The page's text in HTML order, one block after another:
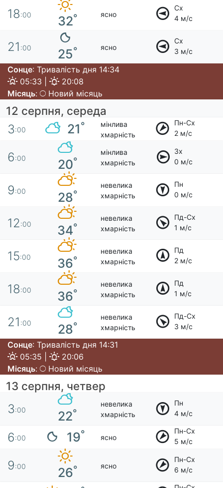
18:00 32° ясно
Сх
4 м/с
21 :00 25° ясно
Сх
3 м/с
Сонце: Тривалість дня 14:34
05:33 |
20:08
Місяць: Новий місяць
12 серпня, середа
3:00 21°
мінлива
хмарність
Пн-Сх
2 м/с
6:00 20°
мінлива
хмарність
Зх
0 м/с
9:00 28°
невелика
хмарність
Пн
0 м/с
12:00 34°
невелика
хмарність
Пд-Сх
1 м/с
15:00 36°
невелика
хмарність
Пд
2 м/с
18:00 36°
невелика
хмарність
Пд
1 м/с
21 :00 28°
невелика
хмарність
Пд-Сх
3 м/с
Сонце: Тривалість дня 14:31
05:35 |
20:06
Місяць: Новий місяць
13 серпня, четвер
3:00 22°
невелика
хмарність
Пн
4 м/с
6:00 19° ясно
Пн-Сх
5 м/с
9:00 26° ясно
Пн-Сх
6 м/с